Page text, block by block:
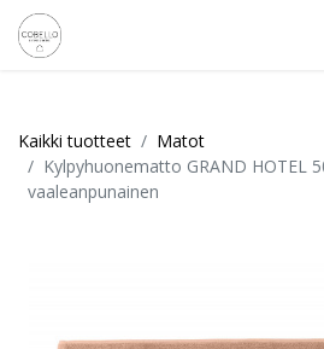
Kaikki tuotteet
Matot
Kylpyhuonematto GRAND HOTEL
vaaleanpunainen